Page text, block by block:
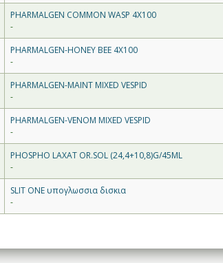
PHARMALGEN COMMON WASP 4X100
-
PHARMALGEN-HONEY BEE 4X100
-
PHARMALGEN-MAINT MIXED VESPID
-
PHARMALGEN-VENOM MIXED VESPID
-
PHOSPHO LAXAT OR.SOL (24,4+10,8)G/45ML
-
SLIT ONE υπογλωσσια δισκια
-